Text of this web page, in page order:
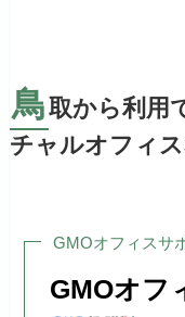
鳥取から利用
チャルオフィ
GMOオフィスサ
GMOオフ